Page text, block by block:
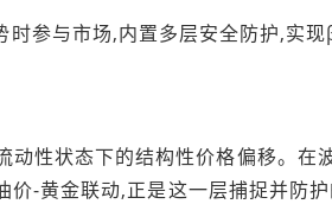
参与市场,内置多层安全防护,实现
动性状态下的结构性价格偏移。在
-黄金联动,正是这一层捕捉并防护